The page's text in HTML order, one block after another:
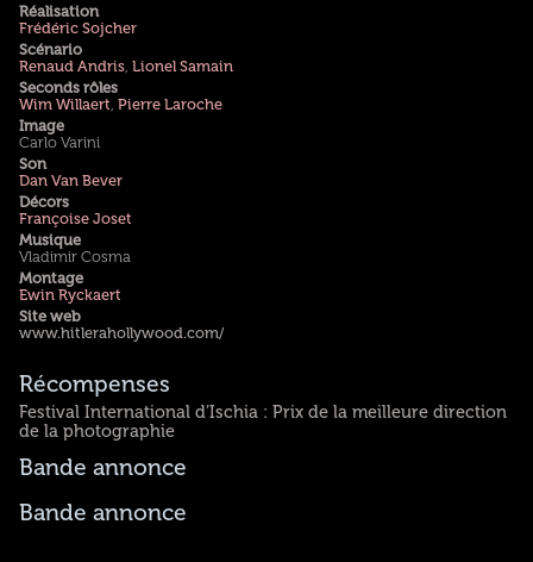
Réalisation
Frédéric Sojcher
Scénario
Renaud Andris, Lionel Samain
Seconds rôles
Wim Willaert, Pierre Laroche
Image
Carlo Varini
Son
Dan Van Bever
Décors
Françoise Joset
Musique
Vladimir Cosma
Montage
Ewin Ryckaert
Site web
www.hitlerahollywood.com/
Récompenses
Festival International d’Ischia : Prix de la meilleure direction
de la photographie
Bande annonce
Bande annonce